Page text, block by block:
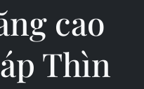
cao
Thìn